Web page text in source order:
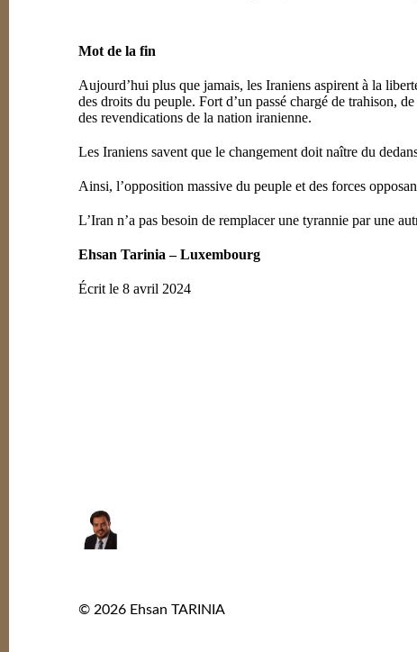
Mot de la fin
Aujourd’hui plus que jamais, les Iraniens aspirent à la
des droits du peuple. Fort d’un passé chargé de trahison,
des revendications de la nation iranienne.
Les Iraniens savent que le changement doit naître du
Ainsi, l’opposition massive du peuple et des forces
L’Iran n’a pas besoin de remplacer une tyrannie par une
Ehsan Tarinia – Luxembourg
Écrit le 8 avril 2024
© 2026 Ehsan TARINIA